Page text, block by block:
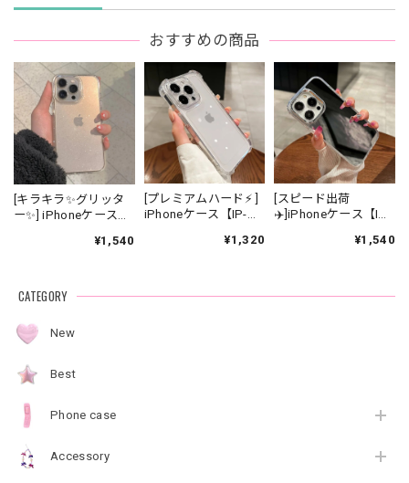
おすすめの商品
[キラキラ✨グリッタ
ー✨] iPhoneケース
¥1,540
[プレミアムハード⚡️ ]
iPhoneケース【IP-
¥1,320
[スピード出荷
✈️]iPhoneケース【IP-
¥1,540
CATEGORY
New
Best
Phone case
Accessory